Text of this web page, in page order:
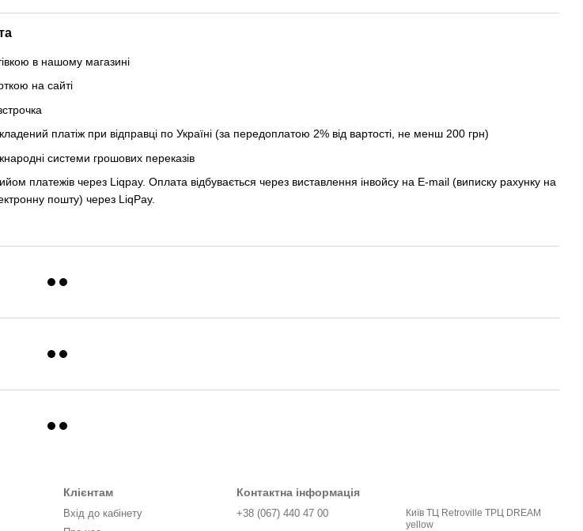
в нашому магазині
на сайті
платіж при відправці по Україні (за передоплатою 2% від вартості, не менш 200 грн)
системи грошових переказів
платежів через Liqpay. Оплата відбувається через виставлення інвойсу на E-mail (виписку рахунку на
пошту) через LiqPay.
Клієнтам
Вхід до кабінету
Контактна інформація
+38 (067) 440 47 00
Київ ТЦ Retroville ТРЦ DREAM
yellow